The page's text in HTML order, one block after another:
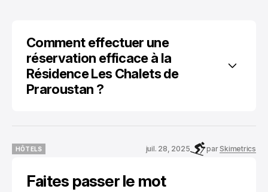
Comment effectuer une
réservation efficace à la
Résidence Les Chalets de
Praroustan ?
HÔTELS
juil. 28, 2025 parSkimetrics
Faites passer le mot